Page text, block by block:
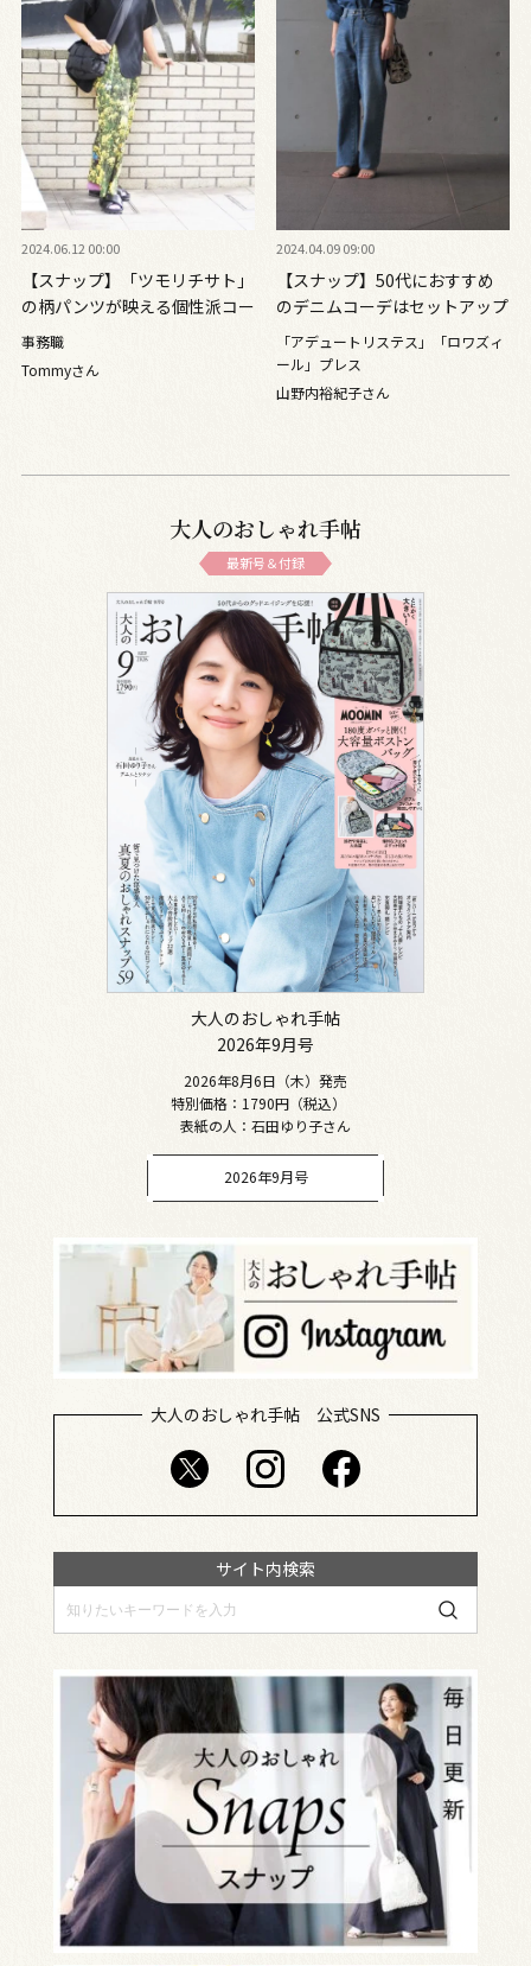
2024.06.12 00:00
【スナップ】「ツモリチサト」
の柄パンツが映える個性派コー
デ
事務職
Tommyさん
2024.04.09 09:00
【スナップ】50代におすすめ
のデニムコーデはセットアップ
風着こなし
「アデュートリステス」「ロワズィ
ール」プレス
山野内裕紀子さん
大人のおしゃれ手帖
最新号＆付録
大人のおしゃれ手帖
2026年9月号
2026年8月6日（木）発売
特別価格：1790円（税込）
表紙の人：石田ゆり子さん
2026年9月号
大人のおしゃれ手帖 公式SNS
サイト内検索